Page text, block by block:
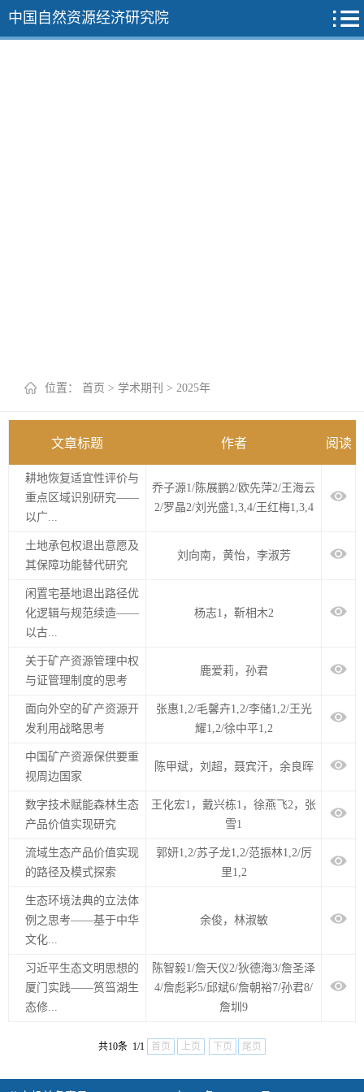
中国自然资源经济研究院
位置： 首页 > 学术期刊 > 2025年
文章标题 作者 阅读
耕地恢复适宜性评价与
重点区域识别研究——
以广...
乔子源1/陈展鹏2/欧先萍2/王海云
2/罗晶2/刘光盛1,3,4/王红梅1,3,4
土地承包权退出意愿及
其保障功能替代研究
刘向南，黄怡，李淑芳
闲置宅基地退出路径优
化逻辑与规范续造——
以古...
杨志1，靳相木2
关于矿产资源管理中权
与证管理制度的思考
鹿爱莉，孙君
面向外空的矿产资源开
发利用战略思考
张惠1,2/毛馨卉1,2/李储1,2/王光
耀1,2/徐中平1,2
中国矿产资源保供要重
视周边国家
陈甲斌，刘超，聂宾汗，余良晖
数字技术赋能森林生态
产品价值实现研究
王化宏1，戴兴栋1，徐燕飞2，张
雪1
流域生态产品价值实现
的路径及模式探索
郭妍1,2/苏子龙1,2/范振林1,2/厉
里1,2
生态环境法典的立法体
例之思考——基于中华
文化...
余俊，林淑敏
习近平生态文明思想的
厦门实践——筼筜湖生
态修...
陈智毅1/詹天仪2/狄德海3/詹圣泽
4/詹彪彩5/邱斌6/詹朝裕7/孙君8/
詹圳9
共10条 1/1 首页 上页 下页 尾页